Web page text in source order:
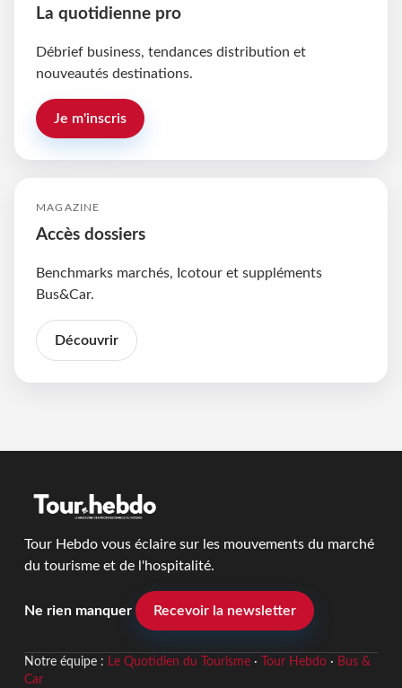
La quotidienne pro
Débrief business, tendances distribution et
nouveautés destinations.
Je m'inscris
MAGAZINE
Accès dossiers
Benchmarks marchés, Icotour et suppléments
Bus&Car.
Découvrir
Tour Hebdo vous éclaire sur les mouvements du marché
du tourisme et de l'hospitalité.
Ne rien manquer Recevoir la newsletter
Notre équipe : Le Quotidien du Tourisme· Tour Hebdo· Bus &
Car